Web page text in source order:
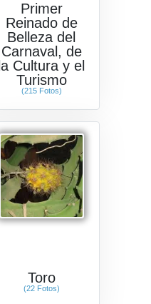
Primer
Reinado de
Belleza del
Carnaval, de
la Cultura y el
Turismo
(215 Fotos)
Toro
(22 Fotos)